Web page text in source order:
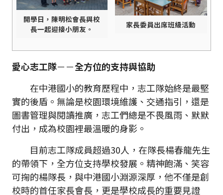
開學日，陳明松會長與校
長一起迎接小朋友。
家長委員出席班級活動
愛心志工隊－－全方位的支持與協助
在中港國小的教育歷程中，志工隊始終是最堅
實的後盾。無論是校園環境維護、交通指引，還是
圖書管理與閱讀推廣，志工們總是不畏風雨、默默
付出，成為校園裡最溫暖的身影。
目前志工隊成員超過30人，在隊長楊春龍先生
的帶領下，全方位支持學校發展。精神飽滿、笑容
可掬的楊隊長，與中港國小淵源深厚，他不僅是創
校時的首任家長會長，更是學校成長的重要見證